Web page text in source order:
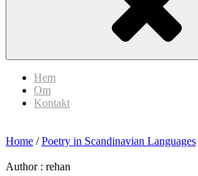
Hem
Om
Kontakt
Home /Poetry in Scandinavian Languages
Author : rehan